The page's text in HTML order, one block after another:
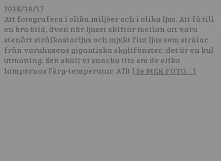
2018/10/17
Att fotografera i olika miljöer och i olika ljus. Att få till
en bra bild, även när ljuset skiftar mellan att vara
stenårt strålkastarljus och mjukt fint ljus som strålar
från varuhusens gigantiska skyltfönster, det är en kul
utmaning. Sen skall vi snacka lite om de olika
lampornas färg-temperatur. Allt [ Se MER FOTO… ]